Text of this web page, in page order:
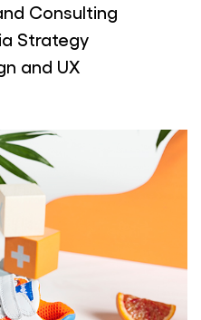
Consulting
Strategy
and UX